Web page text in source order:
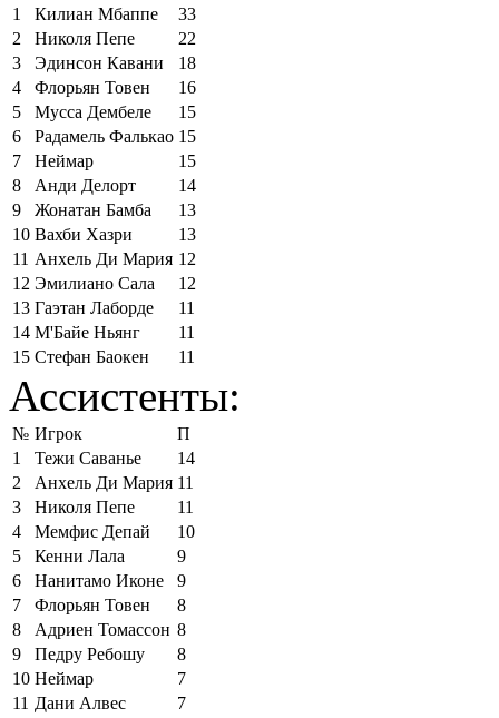
1
Килиан Мбаппе
33
2
Николя Пепе
22
3
Эдинсон Кавани
18
4
Флорьян Товен
16
5
Мусса Дембеле
15
6
Радамель Фалькао 15
7
Неймар
15
8
Анди Делорт
14
9
Жонатан Бамба
13
10 Вахби Хазри
13
11 Анхель Ди Мария 12
12 Эмилиано Сала
12
13 Гаэтан Лаборде
11
14 М'Байе Ньянг
11
15 Стефан Баокен 11
Ассистенты:
№ Игрок
П
1
Тежи Саванье
14
2
Анхель Ди Мария 11
3
Николя Пепе
11
4
Мемфис Депай
10
5
Кенни Лала
9
6
Нанитамо Иконе
9
7
Флорьян Товен
8
8
Адриен Томассон 8
9
Педру Ребошу
8
10 Неймар
7
11 Дани Алвес
7